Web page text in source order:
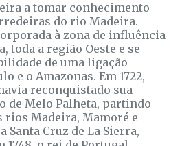
a tomar conhecimento
do rio Madeira.
à zona de influência
toda a região Oeste e se
de uma ligação
e o Amazonas. Em 1722,
reconquistado sua
de Melo Palheta, partindo
rios Madeira, Mamoré e
Santa Cruz de La Sierra,